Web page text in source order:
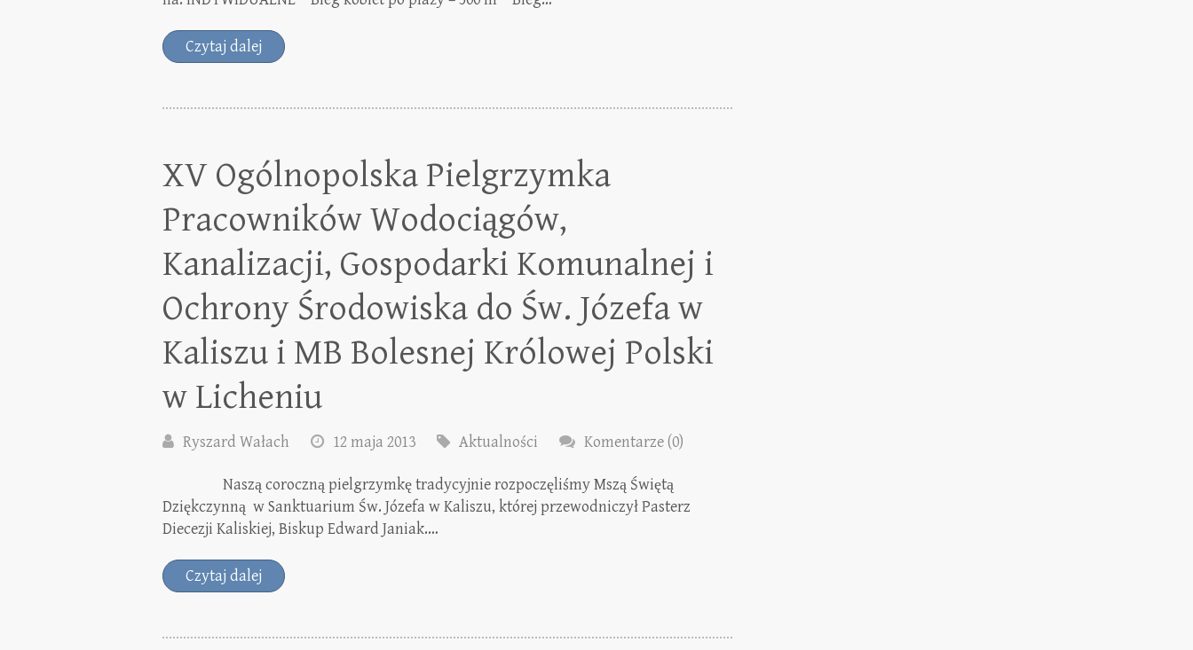
Czytaj dalej
XV Ogólnopolska Pielgrzymka
Pracowników Wodociągów,
Kanalizacji, Gospodarki Komunalnej i
Ochrony Środowiska do Św. Józefa w
Kaliszu i MB Bolesnej Królowej Polski
w Licheniu
Ryszard Wałach 12 maja 2013 Aktualności Komentarze (0)
Naszą coroczną pielgrzymkę tradycyjnie rozpoczęliśmy Mszą Świętą
Dziękczynną w Sanktuarium Św. Józefa w Kaliszu, której przewodniczył Pasterz
Diecezji Kaliskiej, Biskup Edward Janiak.…
Czytaj dalej